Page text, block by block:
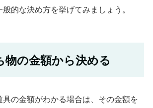
的な決め方を挙げてみましょう。
物の金額から決める
具の金額がわかる場合は、その金額を